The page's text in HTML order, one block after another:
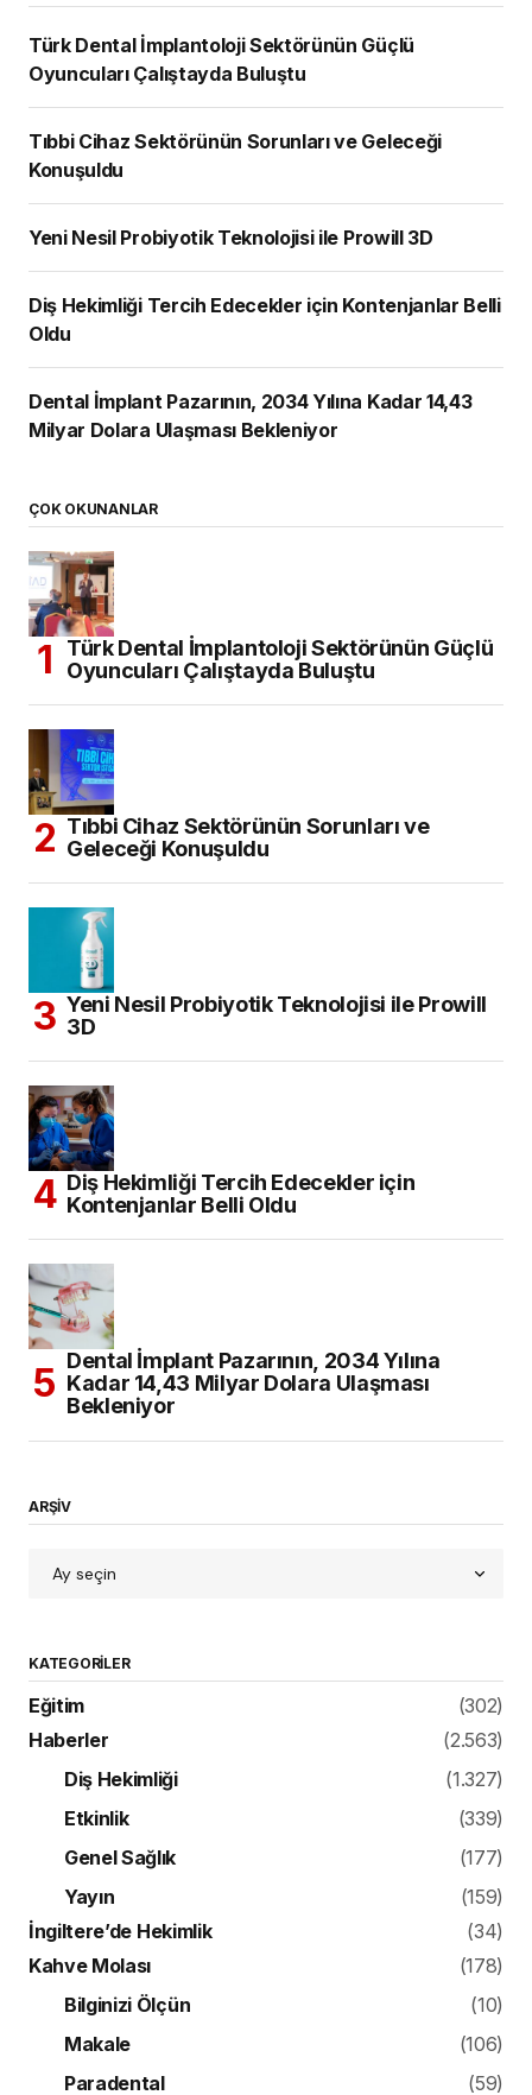
Türk Dental İmplantoloji Sektörünün Güçlü
Oyuncuları Çalıştayda Buluştu
Tıbbi Cihaz Sektörünün Sorunları ve Geleceği
Konuşuldu
Yeni Nesil Probiyotik Teknolojisi ile Prowill 3D
Diş Hekimliği Tercih Edecekler için Kontenjanlar Belli
Oldu
Dental İmplant Pazarının, 2034 Yılına Kadar 14,43
Milyar Dolara Ulaşması Bekleniyor
ÇOK OKUNANLAR
Türk Dental İmplantoloji Sektörünün Güçlü
Oyuncuları Çalıştayda Buluştu
Tıbbi Cihaz Sektörünün Sorunları ve
Geleceği Konuşuldu
Yeni Nesil Probiyotik Teknolojisi ile Prowill
3D
Diş Hekimliği Tercih Edecekler için
Kontenjanlar Belli Oldu
Dental İmplant Pazarının, 2034 Yılına
Kadar 14,43 Milyar Dolara Ulaşması
Bekleniyor
ARŞİV
KATEGORILER
Eğitim
(302)
Haberler
(2.563)
Diş Hekimliği
(1.327)
Etkinlik
(339)
Genel Sağlık
(177)
Yayın
(159)
İngiltere’de Hekimlik
(34)
Kahve Molası
(178)
Bilginizi Ölçün
(10)
Makale
(106)
Paradental
(59)